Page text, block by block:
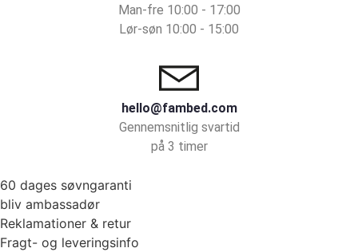
Man-fre 10:00 - 17:00
Lør-søn 10:00 - 15:00
hello@fambed.com
Gennemsnitlig svartid
på 3 timer
60 dages søvngaranti
bliv ambassadør
Reklamationer & retur
Fragt- og leveringsinfo